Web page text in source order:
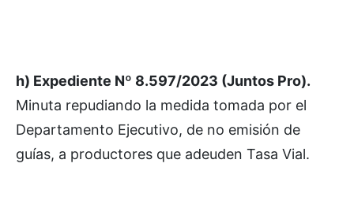
h) Expediente Nº 8.597/2023 (Juntos Pro).
Minuta repudiando la medida tomada por el
Departamento Ejecutivo, de no emisión de
guías, a productores que adeuden Tasa Vial.